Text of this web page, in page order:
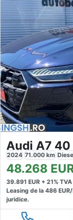
Audi A7
2024 71.000 km
48.268
39.891 EUR + 21%
Leasing de la 486
juridice.